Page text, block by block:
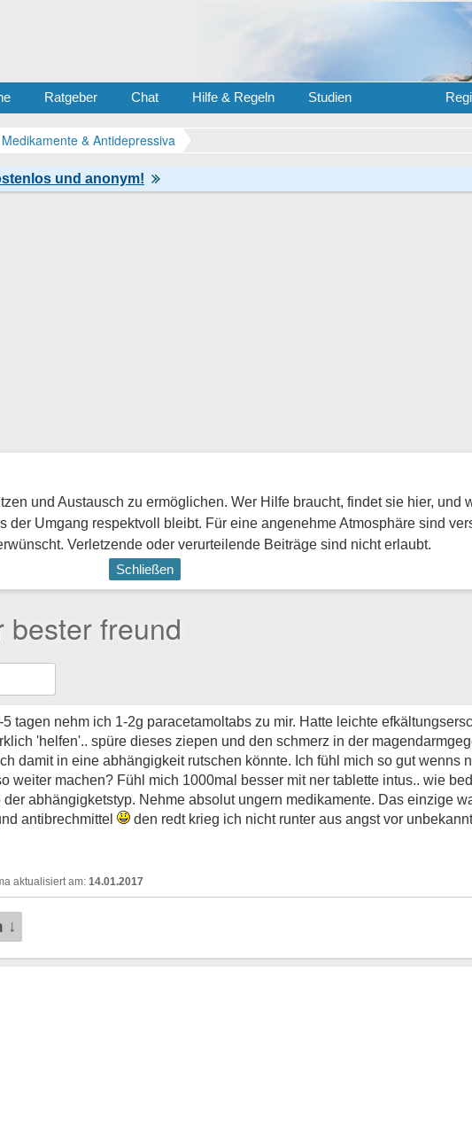
Ratgeber Chat Hilfe & Regeln Studien
Medikamente & Antidepressiva
und Austausch zu ermöglichen. Wer Hilfe braucht, findet sie hier, und
der Umgang respektvoll bleibt. Für eine angenehme Atmosphäre sind
Verletzende oder verurteilende Beiträge sind nicht erlaubt.
Schließen
bester freund
tagen nehm ich 1-2g paracetamoltabs zu mir. Hatte leichte
'helfen'.. spüre dieses ziepen und den schmerz in der
damit in eine abhängigkeit rutschen könnte. Ich fühl mich so gut wenns
weiter machen? Fühl mich 1000mal besser mit ner tablette intus.. wie
abhängigketstyp. Nehme absolut ungern medikamente. Das einzige
antibrechmittel
den redt krieg ich nicht runter aus angst vor
14.01.2017
↓